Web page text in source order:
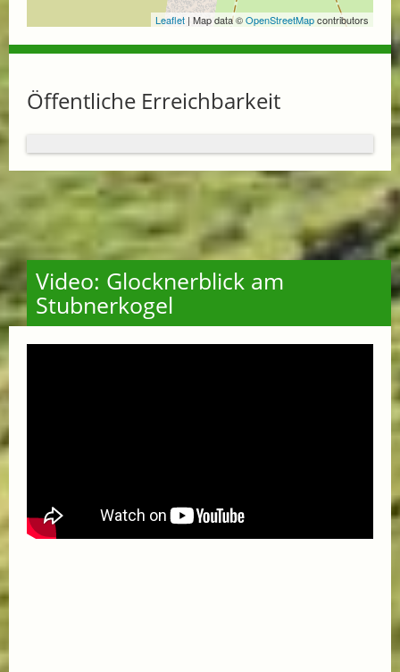
Leaflet | Map data ©OpenStreetMapcontributors
Öffentliche Erreichbarkeit
Video: Glocknerblick am
Stubnerkogel